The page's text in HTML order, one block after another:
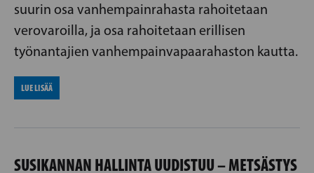
suurin osa vanhempainrahasta rahoitetaan
verovaroilla, ja osa rahoitetaan erillisen
työnantajien vanhempainvapaarahaston kautta.
LUE LISÄÄ
SUSIKANNAN HALLINTA UUDISTUU – METSÄSTYS